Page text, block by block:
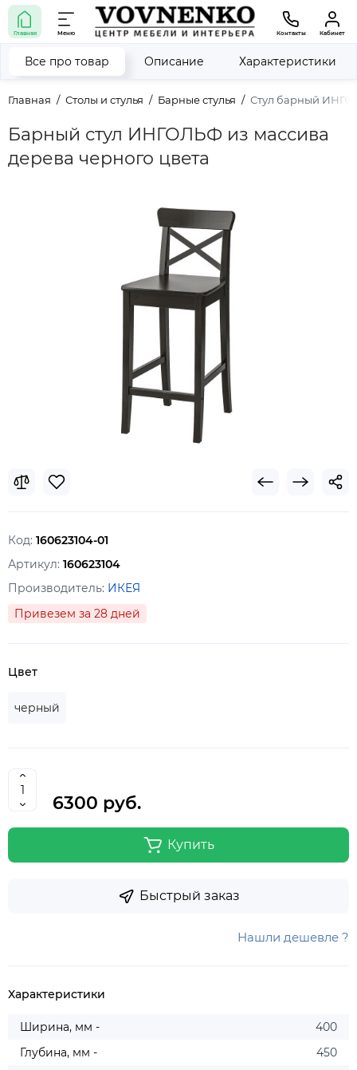
Главная Меню Контакты Кабинет
Главная Столы и стулья Барные стулья Стул барный
Барный стул ИНГОЛЬФ из массива
дерева черного цвета
Все про товар Описание Характеристики
Код: 160623104-01
Артикул: 160623104
Производитель: ИКЕЯ
Привезем за 28 дней
Цвет
черный
6300 руб.
Купить
Быстрый заказ
Нашли дешевле ?
Характеристики
Ширина, мм -
400
Глубина, мм -
450